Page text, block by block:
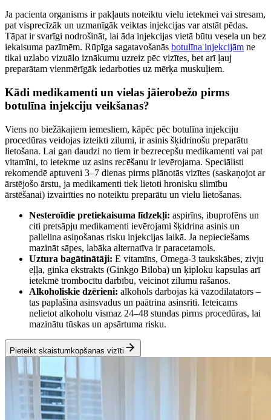
Ja pacienta organisms ir pakļauts noteiktu vielu ietekmei vai stresam,
pat visprecīzāk un uzmanīgāk veiktas injekcijas var atstāt pēdas.
Tāpat ir svarīgi nodrošināt, lai āda injekcijas vietā būtu vesela un bez
iekaisuma pazīmēm. Rūpīga sagatavošanās botulīna injekcijām ne
tikai uzlabo vizuālo iznākumu uzreiz pēc vizītes, bet arī ļauj
preparātam vienmērīgāk iedarboties uz mērķa muskuļiem.
Kādi medikamenti un vielas jāierobežo pirms
botulīna injekciju veikšanas?
Viens no biežākajiem iemesliem, kāpēc pēc botulīna injekciju
procedūras veidojas izteikti zilumi, ir asinis šķidrinošu preparātu
lietošana. Lai gan daudzi no tiem ir bezrecepšu medikamenti vai pat
vitamīni, to ietekme uz asins recēšanu ir ievērojama. Speciālisti
rekomendē aptuveni 3–7 dienas pirms plānotās vizītes (saskaņojot ar
ārstējošo ārstu, ja medikamenti tiek lietoti hronisku slimību
ārstēšanai) izvairīties no noteiktu preparātu un vielu lietošanas.
Nesteroīdie pretiekaisuma līdzekļi: aspirīns, ibuprofēns un
citi pretsāpju medikamenti ievērojami šķidrina asinis un
palielina asiņošanas risku injekcijas laikā. Ja nepieciešams
mazināt sāpes, labāka alternatīva ir paracetamols.
Uztura bagātinātāji: E vitamīns, Omega-3 taukskābes, zivju
eļļa, ginka ekstrakts (Ginkgo Biloba) un ķiploku kapsulas arī
ietekmē trombocītu darbību, veicinot zilumu rašanos.
Alkoholiskie dzērieni: alkohols darbojas kā vazodilatators –
tas paplašina asinsvadus un paātrina asinsriti. Ieteicams
nelietot alkoholu vismaz 24–48 stundas pirms procedūras, lai
mazinātu tūskas un apsārtuma risku.
Pieteikt skaistumkopšanas vizīti